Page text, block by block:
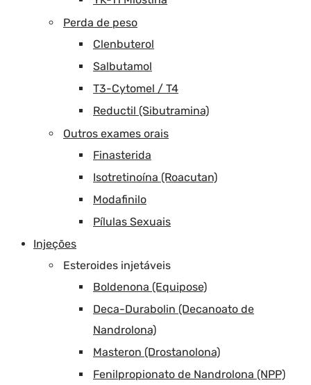
Perda de peso
Clenbuterol
Salbutamol
T3-Cytomel / T4
Reductil (Sibutramina)
Outros exames orais
Finasterida
Isotretinoína (Roacutan)
Modafinilo
Pílulas Sexuais
Injeções
Esteroides injetáveis
Boldenona (Equipose)
Deca-Durabolin (Decanoato de
Nandrolona)
Masteron (Drostanolona)
Fenilpropionato de Nandrolona (NPP)